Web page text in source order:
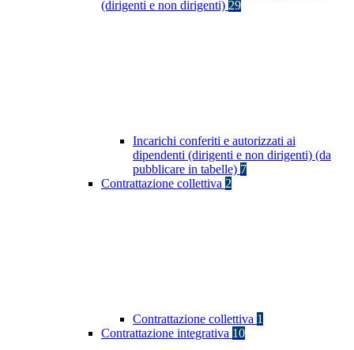
(dirigenti e non dirigenti) 29
Incarichi conferiti e autorizzati ai
dipendenti (dirigenti e non dirigenti) (da
pubblicare in tabelle) 7
Contrattazione collettiva 2
Contrattazione collettiva 1
Contrattazione integrativa 10